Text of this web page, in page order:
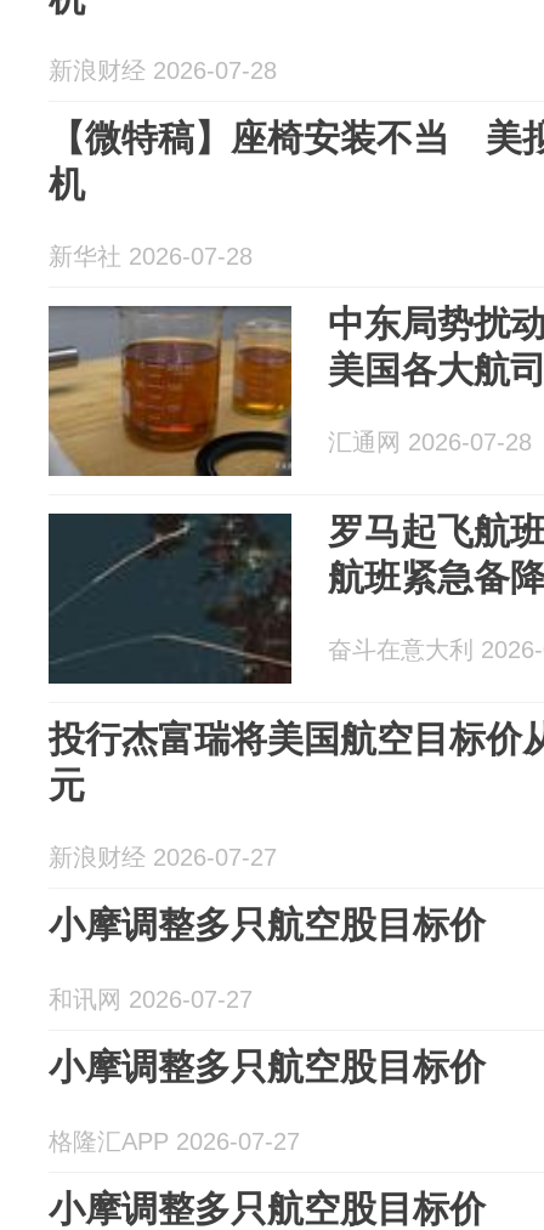
新浪财经 2026-07-28
【微特稿】座椅安装不当 美
机
新华社 2026-07-28
中东局势扰
美国各大航
汇通网 2026-07-28
罗马起飞航
航班紧急备
奋斗在意大利
投行杰富瑞将美国航空目标价
元
新浪财经 2026-07-27
小摩调整多只航空股目标价
和讯网 2026-07-27
小摩调整多只航空股目标价
格隆汇APP 2026-07-27
小摩调整多只航空股目标价